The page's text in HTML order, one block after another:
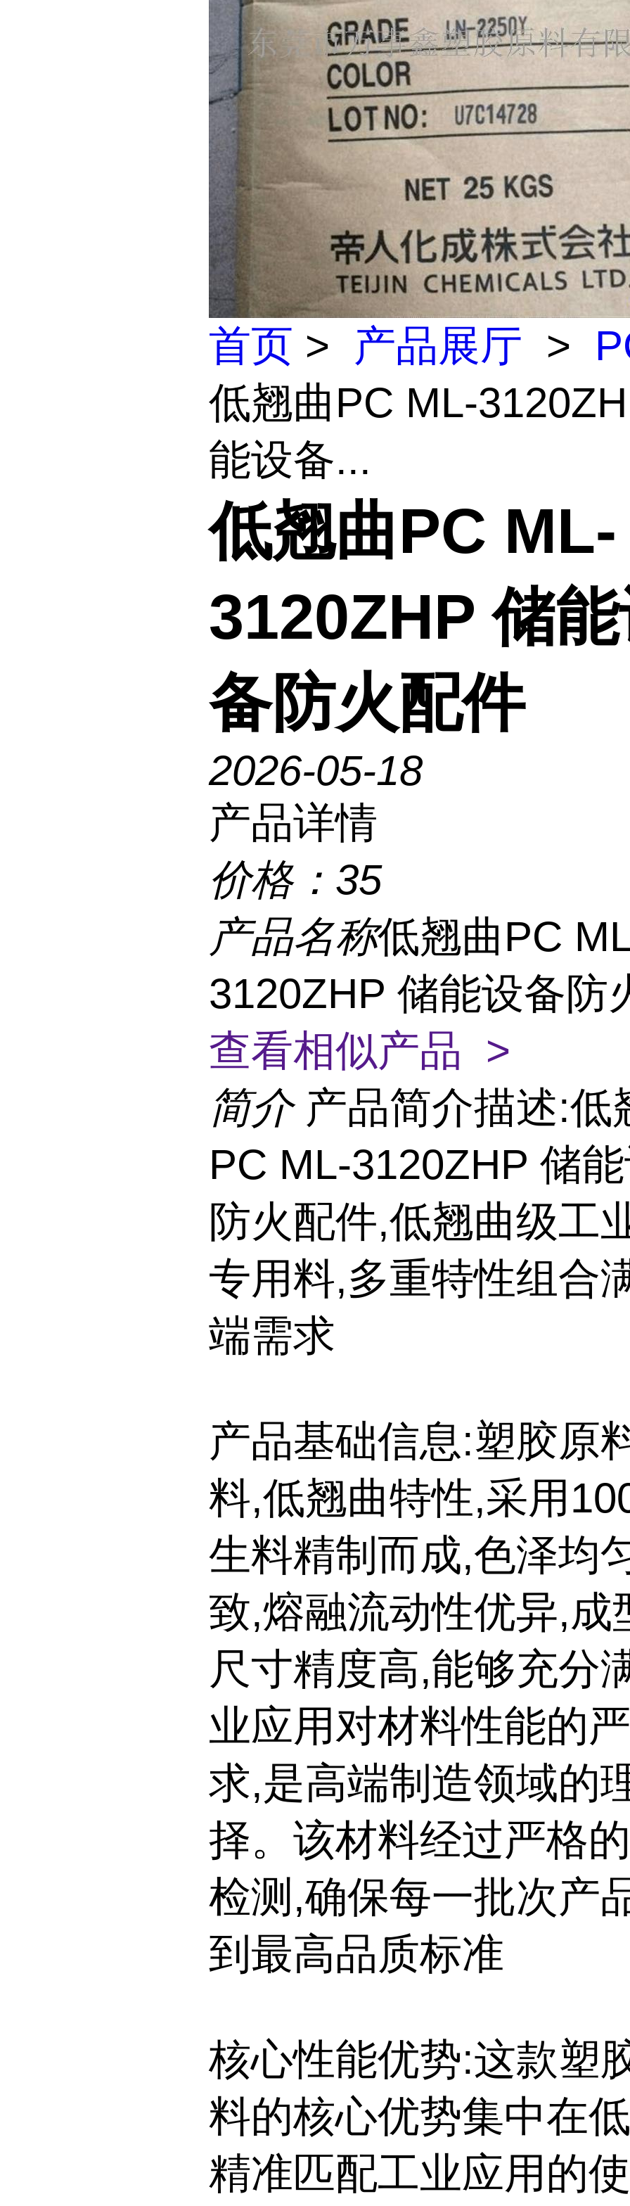
首页 > 产品展厅 >
低翘曲PC ML-
能设备...
低翘曲PC ML-
3120ZHP 储
备防火配件
2026-05-18
产品详情
价格： 35
产品名称低翘曲PC
3120ZHP 储能设备防
查看相似产品 >
简介 产品简介描述:低
PC ML-3120ZHP 储
防火配件,低翘曲级工
专用料,多重特性组合
端需求
产品基础信息:塑胶原
料,低翘曲特性,采用
生料精制而成,色泽均
致,熔融流动性优异,成
尺寸精度高,能够充分
业应用对材料性能的
求,是高端制造领域的
择。该材料经过严格
检测,确保每一批次产
到最高品质标准
核心性能优势:这款塑
料的核心优势集中在
精准匹配工业应用的